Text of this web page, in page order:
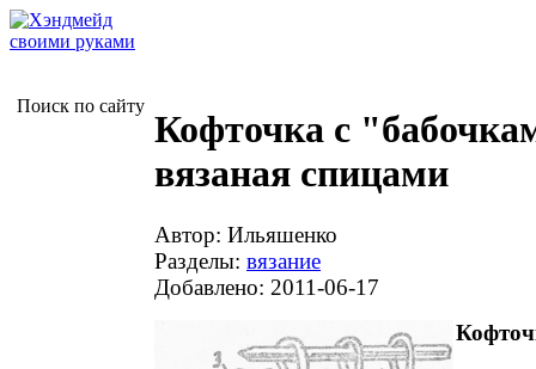
Поиск по сайту
Кофточка с
вязаная спицами
Автор: Ильяшенко
Разделы: вязание
Добавлено: 2011-06-17